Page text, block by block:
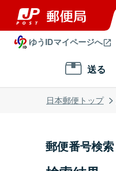
ゆうIDマイページへ
送る
日本郵便トップ
郵便番号検索